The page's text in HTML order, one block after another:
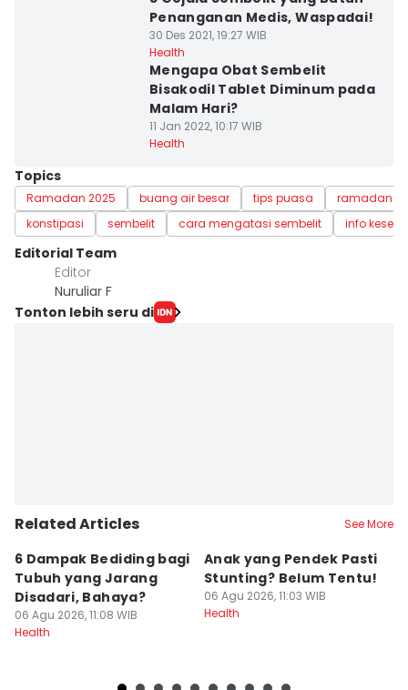
Penanganan Medis, Waspadai!
30 Des 2021, 19:27 WIB
Health
Mengapa Obat Sembelit
Bisakodil Tablet Diminum pada
Malam Hari?
11 Jan 2022, 10:17 WIB
Health
Topics
Ramadan 2025 buang air besar tips puasa
ramadan
konstipasi
sembelit cara mengatasi sembelit info
Editorial Team
Editor
Nuruliar F
Tonton lebih seru di
Related Articles See More
6 Dampak Bediding bagi
Tubuh yang Jarang
Disadari, Bahaya?
06 Agu 2026, 11:08 WIB
Health
Anak yang Pendek Pasti
Stunting? Belum Tentu!
06 Agu 2026, 11:03 WIB
Health